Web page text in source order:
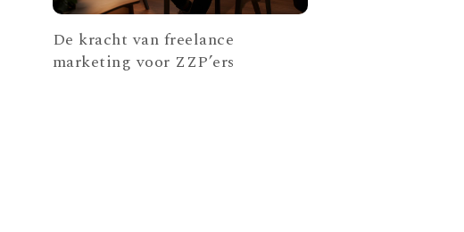
De kracht van freelance
marketing voor ZZP’ers